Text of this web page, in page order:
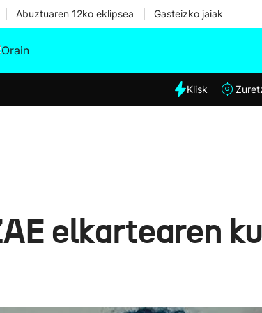
Abuztuaren 12ko eklipsea Gasteizko jaiak
Eguraldia
Klisk
elkartearen